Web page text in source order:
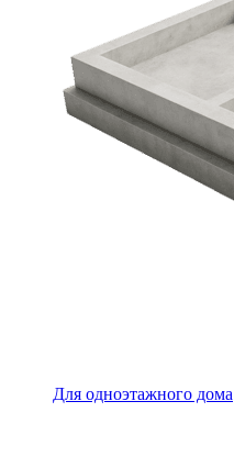
Для одноэтажного дома